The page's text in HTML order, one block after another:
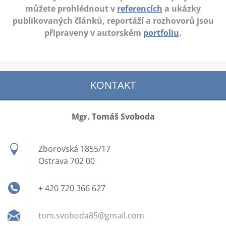
můžete prohlédnout v referencích a ukázky
publikovaných článků, reportáží a rozhovorů jsou
připraveny v autorském portfoliu.
KONTAKT
Mgr. Tomáš Svoboda
Zborovská 1855/17
Ostrava 702 00
+ 420 720 366 627
tom.svoboda85@gmail.com